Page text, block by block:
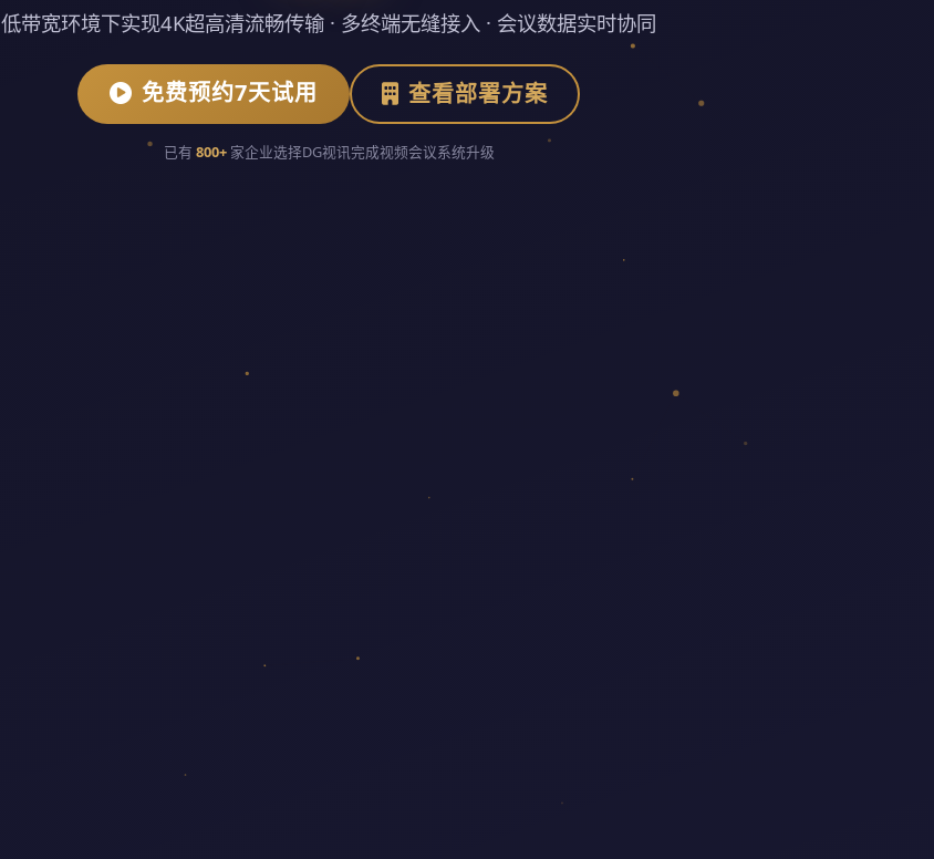
低带宽环境下实现4K超高清流畅传输 · 多终端无缝接入 · 会议数据实时协同
免费预约7天试用 查看部署方案
已有 800+家企业选择DG视讯完成视频会议系统升级